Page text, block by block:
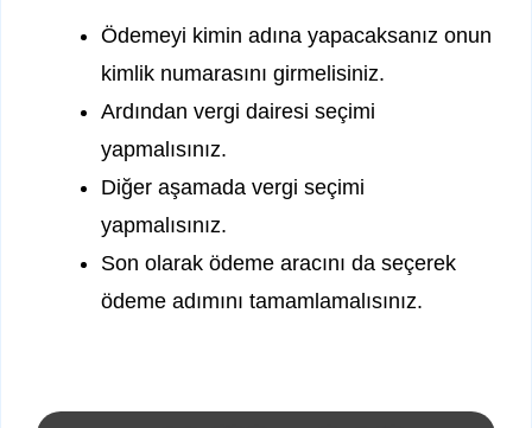
Ödemeyi kimin adına yapacaksanız onun
kimlik numarasını girmelisiniz.
Ardından vergi dairesi seçimi
yapmalısınız.
Diğer aşamada vergi seçimi
yapmalısınız.
Son olarak ödeme aracını da seçerek
ödeme adımını tamamlamalısınız.